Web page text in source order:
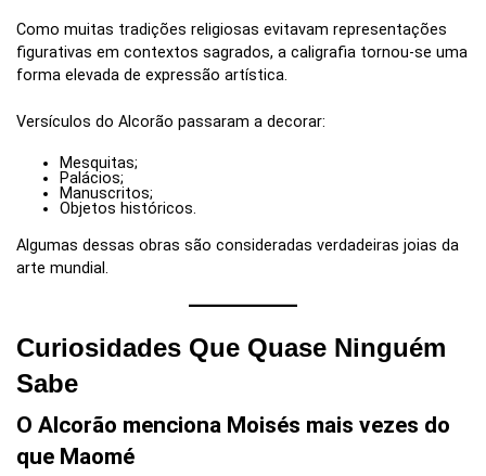
Como muitas tradições religiosas evitavam representações
figurativas em contextos sagrados, a caligrafia tornou-se uma
forma elevada de expressão artística.
Versículos do Alcorão passaram a decorar:
Mesquitas;
Palácios;
Manuscritos;
Objetos históricos.
Algumas dessas obras são consideradas verdadeiras joias da
arte mundial.
Curiosidades Que Quase Ninguém
Sabe
O Alcorão menciona Moisés mais vezes do
que Maomé